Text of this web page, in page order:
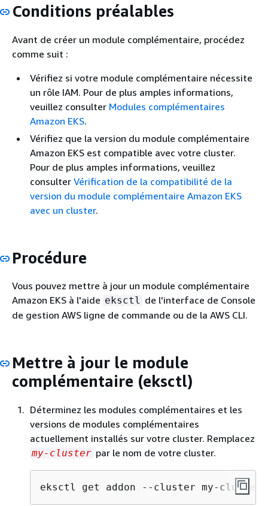
Conditions préalables
Avant de créer un module complémentaire, procédez
comme suit :
Vérifiez si votre module complémentaire nécessite
un rôle IAM. Pour de plus amples informations,
veuillez consulter Modules complémentaires
Amazon EKS.
Vérifiez que la version du module complémentaire
Amazon EKS est compatible avec votre cluster.
Pour de plus amples informations, veuillez
consulter Vérification de la compatibilité de la
version du module complémentaire Amazon EKS
avec un cluster.
Procédure
Vous pouvez mettre à jour un module complémentaire
Amazon EKS à l'aide eksctl de l'interface de Console
de gestion AWS ligne de commande ou de la AWS CLI.
Mettre à jour le module
complémentaire (eksctl)
Déterminez les modules complémentaires et les
versions de modules complémentaires
actuellement installés sur votre cluster. Remplacez
my-cluster par le nom de votre cluster.
eksctl get addon --cluster my-cluster